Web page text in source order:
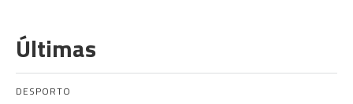
Últimas
DESPORTO